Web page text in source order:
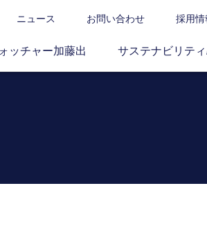
ニュース お問い合わせ 採用情
ッチャー加藤出 サステナビリティ